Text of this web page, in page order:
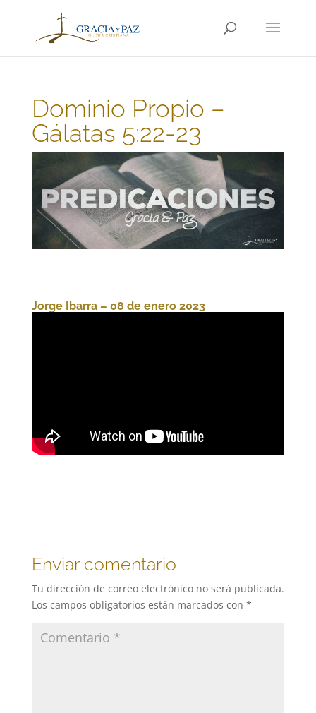
Dominio Propio –
Gálatas 5:22-23
Jorge Ibarra – 08 de enero 2023
Enviar comentario
Tu dirección de correo electrónico no será publicada.
Los campos obligatorios están marcados con *